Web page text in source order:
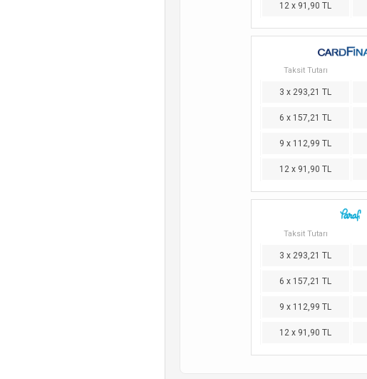
12 x 91,90 TL
Taksit Tutarı
3 x 293,21 TL
6 x 157,21 TL
9 x 112,99 TL
12 x 91,90 TL
Taksit Tutarı
3 x 293,21 TL
6 x 157,21 TL
9 x 112,99 TL
12 x 91,90 TL